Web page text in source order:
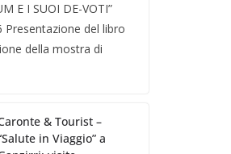
E I SUOI DE-VOTI”
Presentazione del libro
della mostra di
& Tourist –
in Viaggio” a